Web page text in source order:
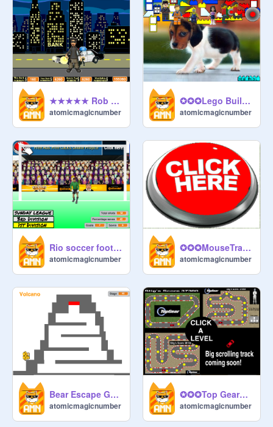
★★★★★ Rob The Bank ★★★★★
atomicmagicnumber
✪✪✪Lego Builder Fun✪✪✪
atomicmagicnumber
Rio soccer football
atomicmagicnumber
✪✪✪MouseTrap✪✪✪
atomicmagicnumber
Bear Escape Game ✪✪✪✪✪
atomicmagicnumber
✪✪✪Top Gear✪✪✪
atomicmagicnumber